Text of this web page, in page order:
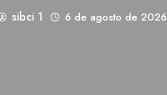
sibci 1 6 de agosto de 2026